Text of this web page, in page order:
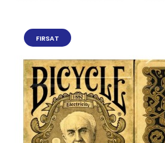
FIRSAT